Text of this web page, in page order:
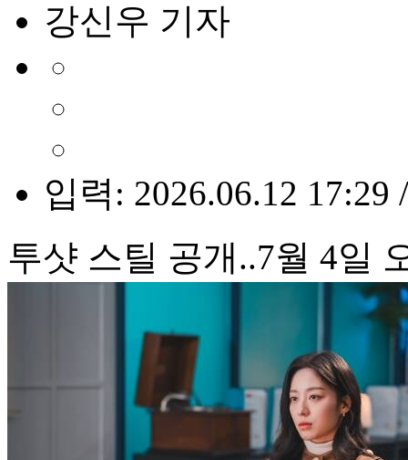
강신우 기자
입력: 2026.06.12 17:29
투샷 스틸 공개..7월 4일